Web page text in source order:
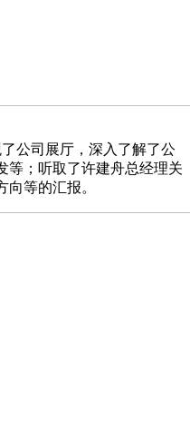
公司展厅，深入了解了公
等；听取了许建舟总经理关
等的汇报。